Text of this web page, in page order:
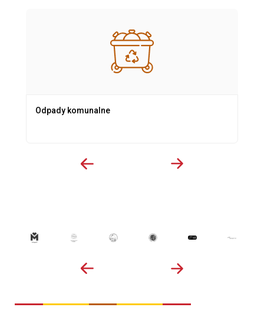
Odpady komunalne